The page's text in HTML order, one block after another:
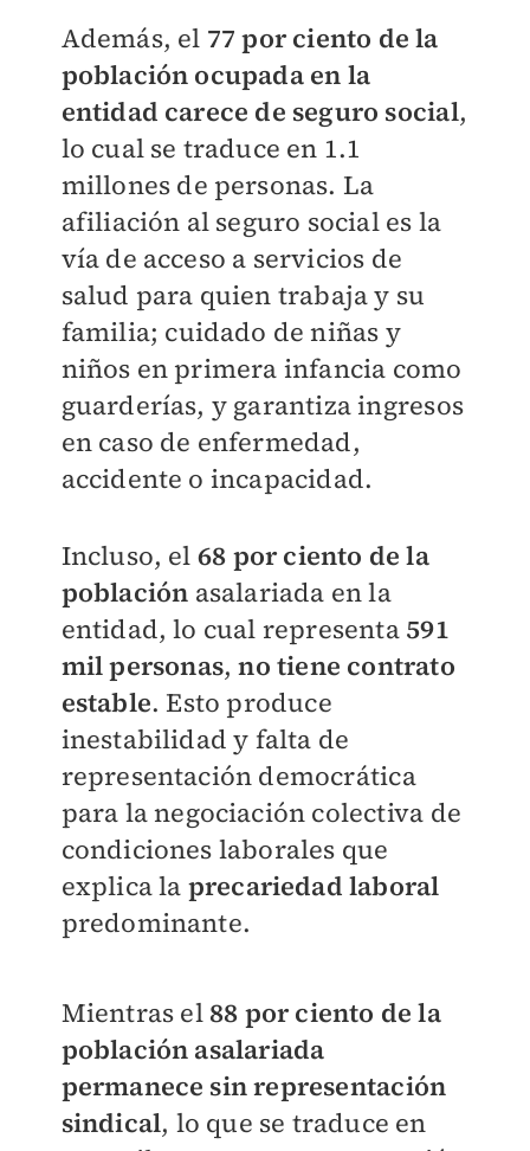
Además, el 77 por ciento de la
población ocupada en la
entidad carece de seguro social,
lo cual se traduce en 1.1
millones de personas. La
afiliación al seguro social es la
vía de acceso a servicios de
salud para quien trabaja y su
familia; cuidado de niñas y
niños en primera infancia como
guarderías, y garantiza ingresos
en caso de enfermedad,
accidente o incapacidad.
Incluso, el 68 por ciento de la
población asalariada en la
entidad, lo cual representa 591
mil personas, no tiene contrato
estable. Esto produce
inestabilidad y falta de
representación democrática
para la negociación colectiva de
condiciones laborales que
explica la precariedad laboral
predominante.
Mientras el 88 por ciento de la
población asalariada
permanece sin representación
sindical, lo que se traduce en